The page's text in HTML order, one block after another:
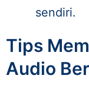
sendiri.
Tips
Audio